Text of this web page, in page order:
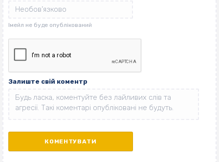
Залиште свій коментр